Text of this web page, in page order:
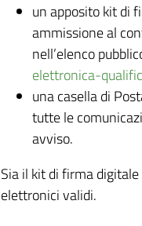
un apposito kit di
ammissione al
nell’elenco
elettronica-
una casella di
tutte le
avviso.
Sia il kit di firma
elettronici validi.